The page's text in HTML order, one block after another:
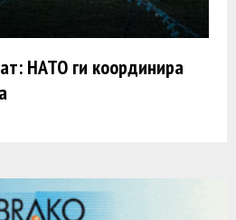
НАТО ги координира